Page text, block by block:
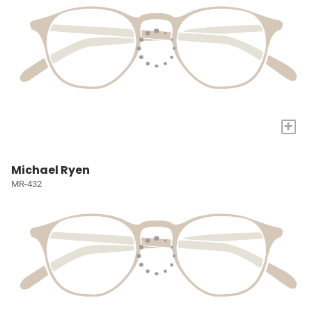
+
Michael Ryen
MR-432